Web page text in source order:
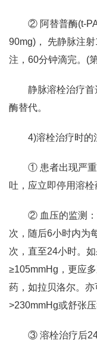
② 阿替普酶(t-
90mg)， 先静脉注
注，60分钟滴完。(
静脉溶栓治疗
酶替代。
4)溶栓治疗时的
① 患者出现严
吐，应立即停用溶栓
② 血压的监测
次，随后6小时内为
次，直至24小时。
≥105mmHg，更应
药，如拉贝洛尔。
>230mmHg或舒张
③ 溶栓治疗后